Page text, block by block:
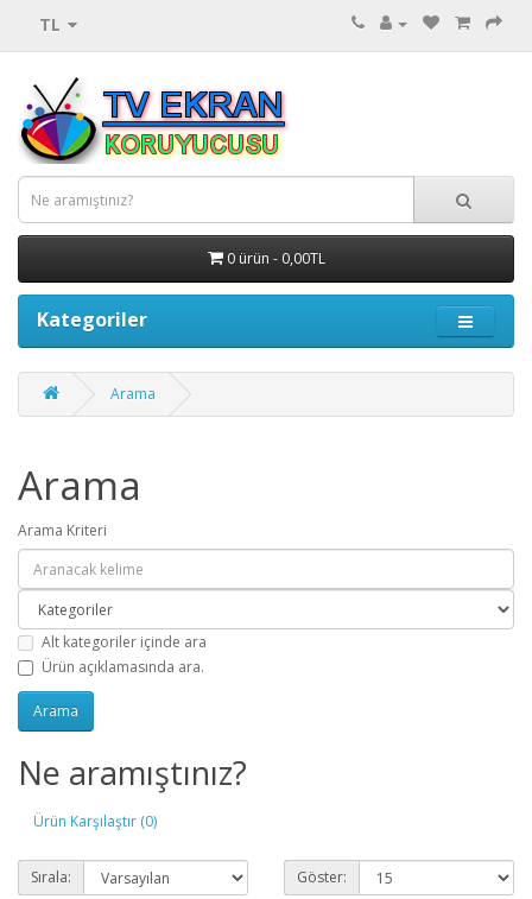
TL
0 ürün - 0,00TL
Kategoriler
Arama
Arama
Arama Kriteri
Alt kategoriler içinde ara
Ürün açıklamasında ara.
Ne aramıştınız?
Ürün Karşılaştır (0)
Sırala: Göster: